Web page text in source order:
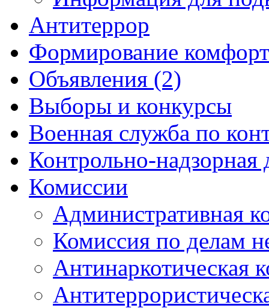
Антитеррор
Формирование
Объявления (2)
Выборы и конкурсы
Военная служба по
Контрольно-надзорная
Комиссии
Административная
Комиссия по делам
Антинаркотическая